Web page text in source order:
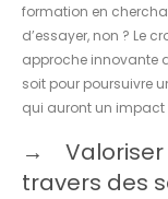
formation en
d’essayer, non ? Le
approche innovante
soit pour poursuivre
qui auront un
travers des